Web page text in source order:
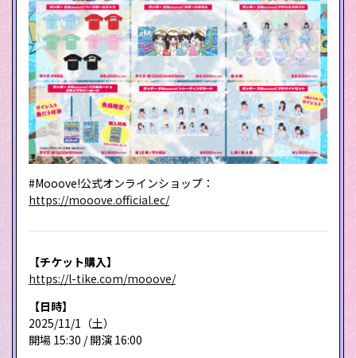
#Mooove!公式オンラインショップ：
https://mooove.official.ec/
【チケット購入】
https://l-tike.com/mooove/
【日時】
2025/11/1（土）
開場 15:30 / 開演 16:00